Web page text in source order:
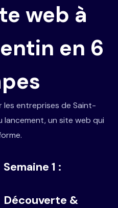
web à
en 6
les entreprises de Saint-
lancement, un site web qui
Semaine 1 :
Découverte &